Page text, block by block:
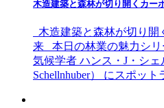
木造建築と森林が切り開くカー
木造建築と森林が切り開
来 本日の林業の魅力シリ
気候学者 ハンス・J・シェ
Schellnhuber） にスポッ